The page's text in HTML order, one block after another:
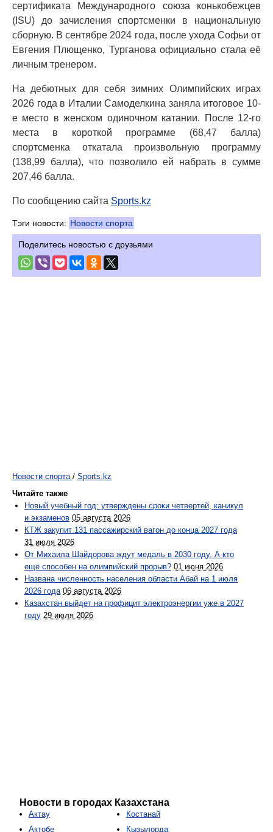
сертификата Международного союза конькобежцев
(ISU) до зачисления спортсменки в национальную
сборную. В сентябре 2024 года, после ухода Софьи от
Евгения Плющенко, Турганова официально стала её
личным тренером.
На дебютных для себя зимних Олимпийских играх
2026 года в Италии Самоделкина заняла итоговое 10-
е место в женском одиночном катании. После 12-го
места в короткой программе (68,47 балла)
спортсменка откатала произвольную программу
(138,99 балла), что позволило ей набрать в сумме
207,46 балла.
По сообщению сайта Sports.kz
Тэги новости: Новости спорта
Поделитесь новостью с друзьями
Новости спорта / Sports.kz
Читайте также
Новый учебный год: утверждены сроки четвертей, каникул
и экзаменов 05 августа 2026
КТЖ закупит 131 пассажирский вагон до конца 2027 года
31 июля 2026
От Михаила Шайдорова ждут медаль в 2030 году. А кто
ещё способен на олимпийский прорыв? 01 июня 2026
Названа численность населения области Абай на 1 июля
2026 года 06 августа 2026
Казахстан выйдет на профицит электроэнергии уже в 2027
году 29 июля 2026
Новости в городах Казахстана
Актау
Актобе
Костанай
Кызылорда